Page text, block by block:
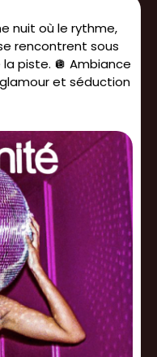
nuit où le rythme,
rencontrent sous
piste. 🪩 Ambiance
et séduction